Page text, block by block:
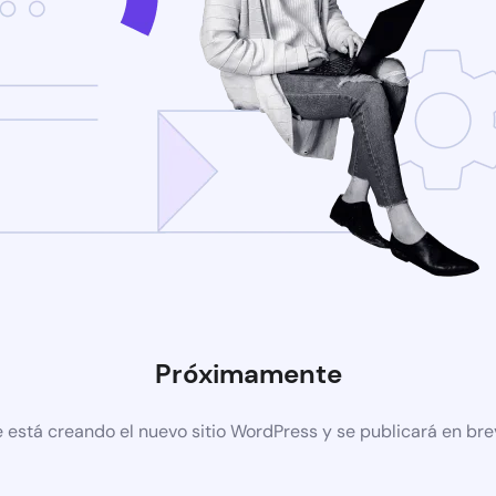
Próximamente
está creando el nuevo sitio WordPress y se publicará en